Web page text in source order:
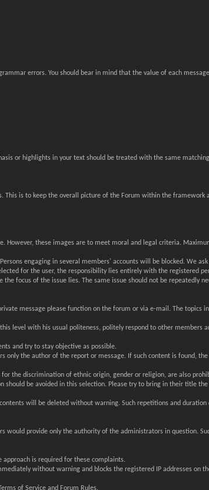
errors. You should bear in mind that the value of each
or highlights in your text should be treated with the same
is to keep the overall picture of the Forum within the framework
However, these images are to meet moral and legal criteria.
engaging in several members' accounts will be blocked. We
for the user, the responsibility lies entirely with the registered
focus of the issue lies. The same issue should not be repeatedly
message please function on the forum or via e-mail. The topics
level with his usual politeness, politely respond to other members
and try to stay objective as possible.
the author of the report or message. If such content is found, the
the discrimination of ethnic origin, gender or religion, are also
be avoided in this selection. Please try to bring in their title
will be deleted without warning. Such repetitions and
provide only the authority of the administrators in question.
approach is required for these complaints.
without warning and blocks the registered IP addresses on
of Service and Forum Rules.